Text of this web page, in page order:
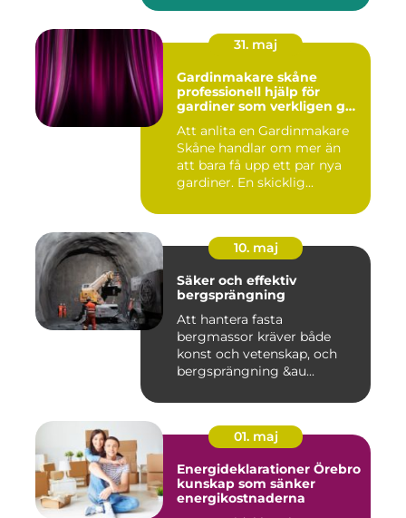
31. maj
Gardinmakare skåne
professionell hjälp för
gardiner som verkligen gör
Att anlita en Gardinmakare
Skåne handlar om mer än
att bara få upp ett par nya
gardiner. En skicklig...
10. maj
Säker och effektiv
bergsprängning
Att hantera fasta
bergmassor kräver både
konst och vetenskap, och
bergsprängning &au...
01. maj
Energideklarationer Örebro
kunskap som sänker
energikostnaderna